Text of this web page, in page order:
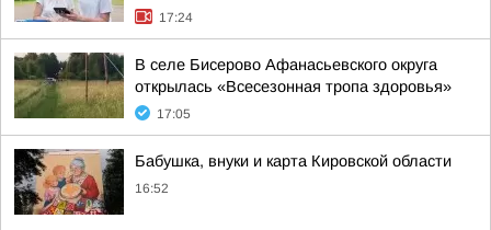
17:24
В селе Бисерово Афанасьевского округа
открылась «Всесезонная тропа здоровья»
17:05
Бабушка, внуки и карта Кировской области
16:52